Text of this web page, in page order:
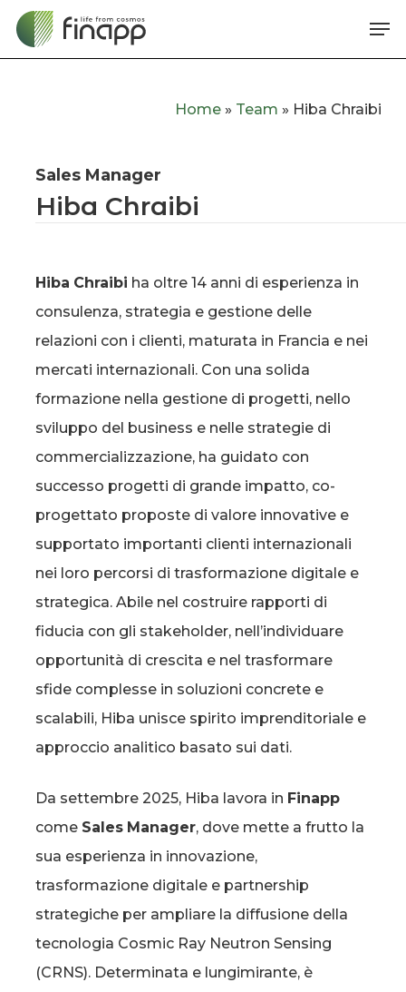
Skip
Home » Team » Hiba Chraibi
Sales Manager
Hiba Chraibi
Hiba Chraibi ha oltre 14 anni di esperienza in
consulenza, strategia e gestione delle
relazioni con i clienti, maturata in Francia e nei
mercati internazionali. Con una solida
formazione nella gestione di progetti, nello
sviluppo del business e nelle strategie di
commercializzazione, ha guidato con
successo progetti di grande impatto, co-
progettato proposte di valore innovative e
supportato importanti clienti internazionali
nei loro percorsi di trasformazione digitale e
strategica. Abile nel costruire rapporti di
fiducia con gli stakeholder, nell’individuare
opportunità di crescita e nel trasformare
sfide complesse in soluzioni concrete e
scalabili, Hiba unisce spirito imprenditoriale e
approccio analitico basato sui dati.
Da settembre 2025, Hiba lavora in Finapp
come Sales Manager, dove mette a frutto la
sua esperienza in innovazione,
trasformazione digitale e partnership
strategiche per ampliare la diffusione della
tecnologia Cosmic Ray Neutron Sensing
(CRNS). Determinata e lungimirante, è